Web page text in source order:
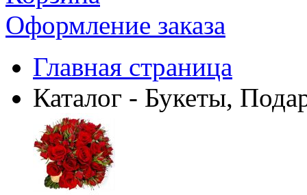
Оформление заказа
Главная страница
Каталог - Букеты,